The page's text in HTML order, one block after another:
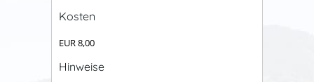
Kosten
EUR 8,00
Hinweise